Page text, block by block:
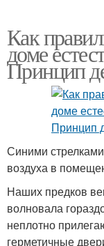
Как
доме
Принцип
Синими
воздуха в
Наших предков
волновала
неплотно
герметичные